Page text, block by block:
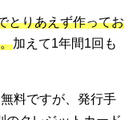
とりあえず作ってお
加えて1年間1回も
料ですが、発行手